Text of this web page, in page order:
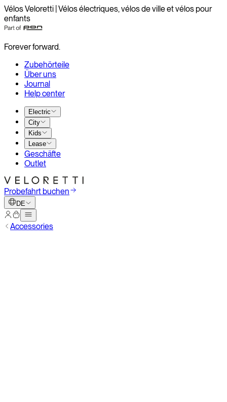
Vélos Veloretti | Vélos électriques, vélos de ville et vélos pour
enfants
Forever forward.
Zubehörteile
Über uns
Journal
Help center
Electric
City
Kids
Lease
Geschäfte
Outlet
Probefahrt buchen
DE
Accessories